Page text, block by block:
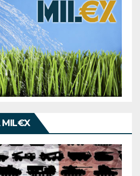
MIL€X